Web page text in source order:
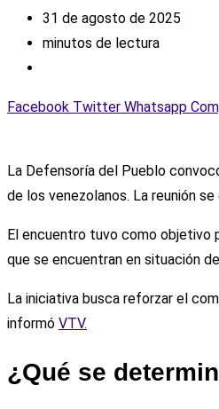
31 de agosto de 2025
minutos de lectura
Facebook Twitter Whatsapp
La Defensoría del Pueblo
de los venezolanos. La reunión
El encuentro tuvo como objetivo
que se encuentran en situación
La iniciativa busca reforzar el
informó VTV.
¿Qué se